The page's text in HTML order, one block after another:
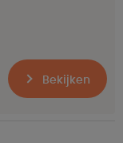
Bekijken